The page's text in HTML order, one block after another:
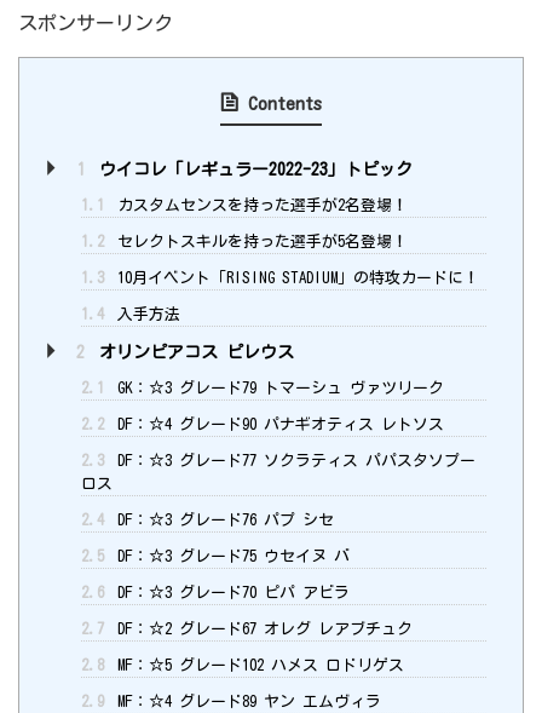
スポンサーリンク
Contents
1 ウイコレ「レギュラー2022-23」トピック
1.1 カスタムセンスを持った選手が2名登場！
1.2 セレクトスキルを持った選手が5名登場！
1.3 10月イベント「RISING STADIUM」の特攻カードに！
1.4 入手方法
2 オリンピアコス ピレウス
2.1 GK：☆3 グレード79 トマーシュ ヴァツリーク
2.2 DF：☆4 グレード90 パナギオティス レトソス
2.3
DF：☆3 グレード77 ソクラティス パパスタソプー
ロス
2.4 DF：☆3 グレード76 パプ シセ
2.5 DF：☆3 グレード75 ウセイヌ バ
2.6 DF：☆3 グレード70 ピパ アビラ
2.7 DF：☆2 グレード67 オレグ レアブチュク
2.8 MF：☆5 グレード102 ハメス ロドリゲス
2.9 MF：☆4 グレード89 ヤン エムヴィラ